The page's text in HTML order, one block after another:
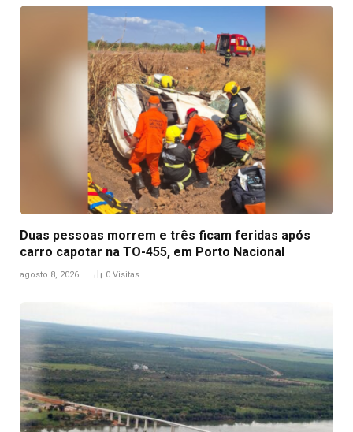
Duas pessoas morrem e três ficam feridas após
carro capotar na TO-455, em Porto Nacional
agosto 8, 2026 0 Visitas